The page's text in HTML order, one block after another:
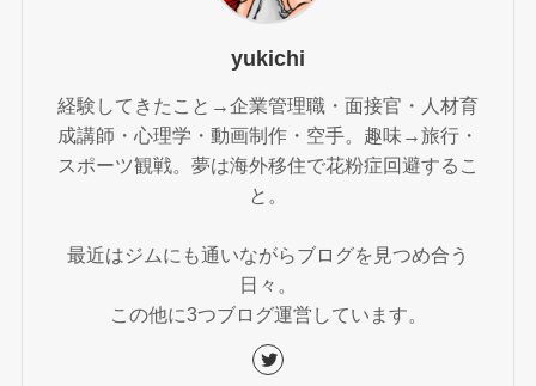
yukichi
経験してきたこと→企業管理職・面接官・人材育
成講師・心理学・動画制作・空手。趣味→旅行・
スポーツ観戦。夢は海外移住で花粉症回避するこ
と。
最近はジムにも通いながらブログを見つめ合う
日々。
この他に3つブログ運営しています。